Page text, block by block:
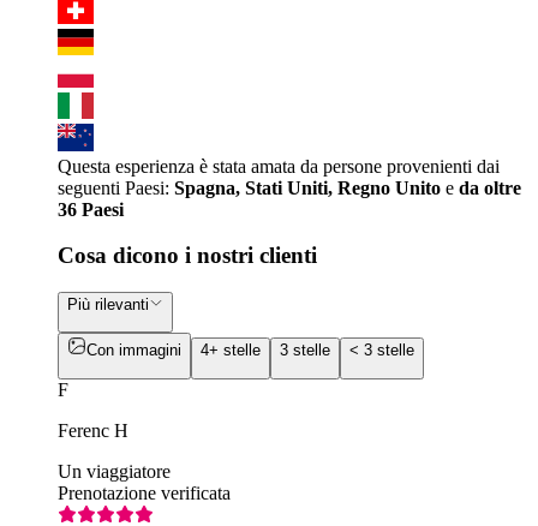
Questa esperienza è stata amata da persone provenienti dai
seguenti Paesi: Spagna, Stati Uniti, Regno Unito e da oltre
36 Paesi
Cosa dicono i nostri clienti
Più rilevanti
Con immagini 4+ stelle 3 stelle < 3 stelle
F
Ferenc H
Un viaggiatore
Prenotazione verificata